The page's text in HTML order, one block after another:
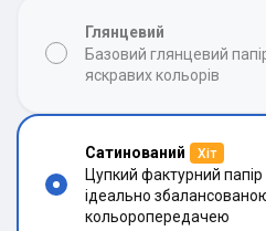
Глянцевий
Базовий глянцевий
яскравих кольорів
Сатинований Хіт
Цупкий фактурний папір
ідеально
кольоропередачею